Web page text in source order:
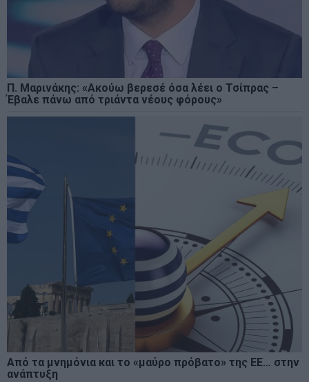
Π. Μαρινάκης: «Ακούω βερεσέ όσα λέει ο Τσίπρας –
Έβαλε πάνω από τριάντα νέους φόρους»
Από τα μνημόνια και το «μαύρο πρόβατο» της ΕΕ… στην
ανάπτυξη